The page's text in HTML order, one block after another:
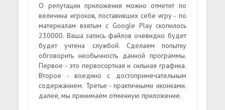
О репутации приложения можно отметит по
величина игроков, поставивших себе игру - по
материалам взятым с Google Play скопилось
230000. Ваша запись файлов очевидно будет
будет учтена службой. Сделаем попытку
обговорить необычность данной программы.
Первое - это первосортная и сильная графика.
Второе - воедино с достопримечательным
содержанием. Третье - практичными иконками.
далее, мы принимаем отменную приложение.